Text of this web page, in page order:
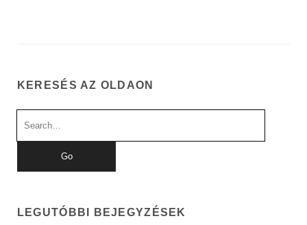
KERESÉS AZ OLDAON
LEGUTÓBBI BEJEGYZÉSEK